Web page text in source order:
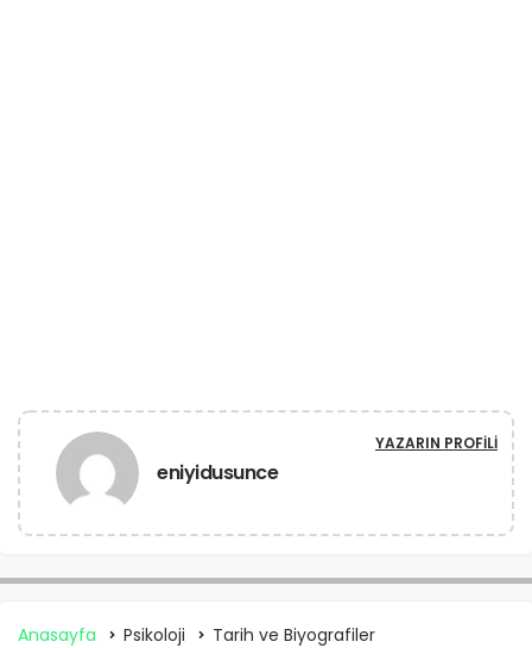
eniyidusunce
YAZARIN PROFILI
Anasayfa Psikoloji Tarih ve Biyografiler